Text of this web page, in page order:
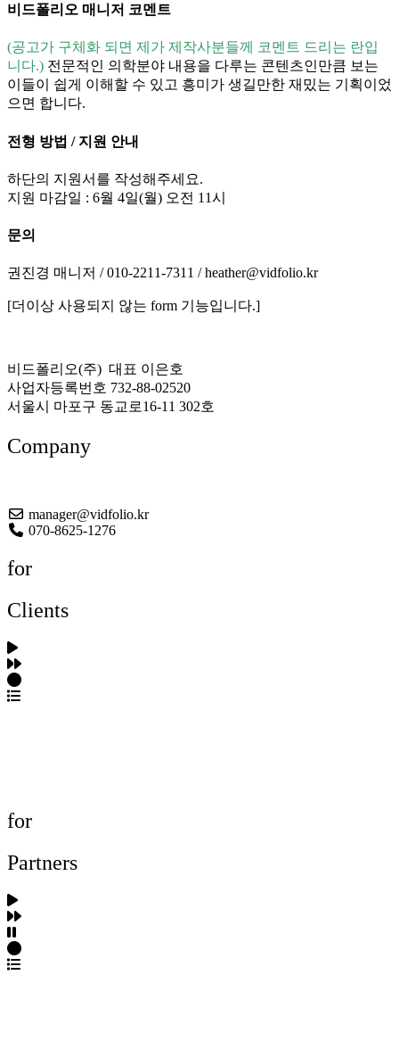
비드폴리오 매니저 코멘트
(공고가 구체화 되면 제가 제작사분들께 코멘트 드리는 란입
니다.) 전문적인 의학분야 내용을 다루는 콘텐츠인만큼 보는
이들이 쉽게 이해할 수 있고 흥미가 생길만한 재밌는 기획이었
으면 합니다.
전형 방법 / 지원 안내
하단의 지원서를 작성해주세요.
지원 마감일 : 6월 4일(월) 오전 11시
문의
권진경 매니저 / 010-2211-7311 / heather@vidfolio.kr
[더이상 사용되지 않는 form 기능입니다.]
비드폴리오(주) 대표 이은호
사업자등록번호 732-88-02520
서울시 마포구 동교로16-11 302호
Company
manager@vidfolio.kr
070-8625-1276
for
Clients
for
Partners